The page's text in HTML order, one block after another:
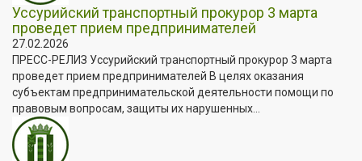
Уссурийский транспортный прокурор 3 марта
проведет прием предпринимателей
27.02.2026
ПРЕСС-РЕЛИЗ Уссурийский транспортный прокурор 3 марта
проведет прием предпринимателей В целях оказания
субъектам предпринимательской деятельности помощи по
правовым вопросам, защиты их нарушенных...